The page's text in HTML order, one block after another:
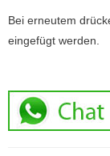
Bei erneutem
eingefügt werden.